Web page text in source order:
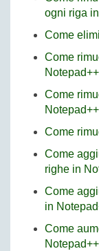
ogni riga
Come
Come
Notepad++
Come
Notepad++
Come
Come
righe in
Come
in
Come
Notepad++